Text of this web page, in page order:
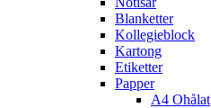
Blanketter
Kollegieblock
Kartong
Etiketter
Papper
A4 Ohålat